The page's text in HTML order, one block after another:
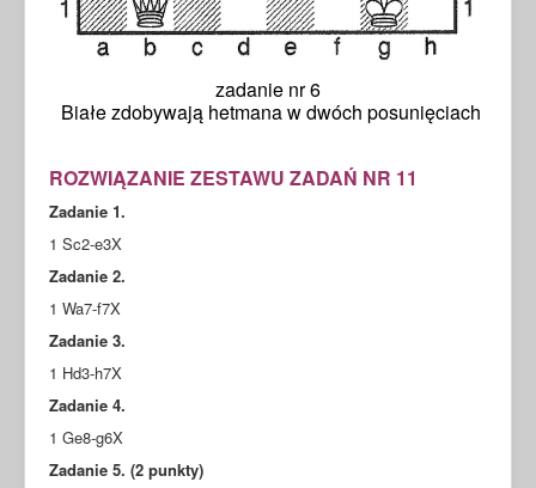
zadanie nr 6
Białe zdobywają hetmana w dwóch posunięciach
ROZWIĄZANIE ZESTAWU ZADAŃ NR 11
Zadanie 1.
1 Sc2-e3X
Zadanie 2.
1 Wa7-f7X
Zadanie 3.
1 Hd3-h7X
Zadanie 4.
1 Ge8-g6X
Zadanie 5. (2 punkty)